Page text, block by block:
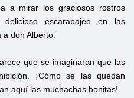
a mirar los graciosos rostros
escarabajeo en las
don Alberto:
que se imaginaran que las
¡Cómo se las quedan
aquí las muchachas bonitas!